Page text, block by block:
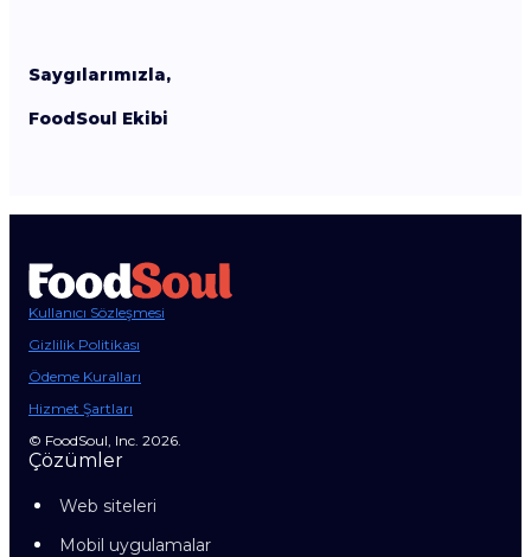
Saygılarımızla,
FoodSoul Ekibi
Kullanıcı Sözleşmesi
Gizlilik Politikası
Ödeme Kuralları
Hizmet Şartları
© FoodSoul, Inc. 2026.
Çözümler
Web siteleri
Mobil uygulamalar